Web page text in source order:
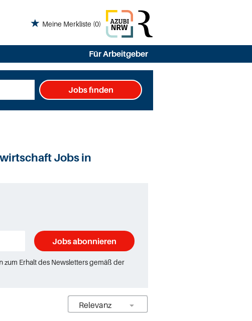
Meine Merkliste (0)
Für Arbeitgeber
Jobs finden
Jobs in
Jobs abonnieren
Erhalt des Newsletters gemäß der